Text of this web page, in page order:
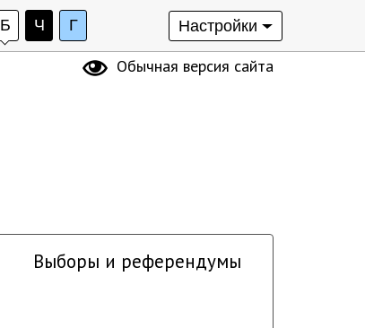
Б Ч Г Настройки
Обычная версия сайта
Выборы и референдумы